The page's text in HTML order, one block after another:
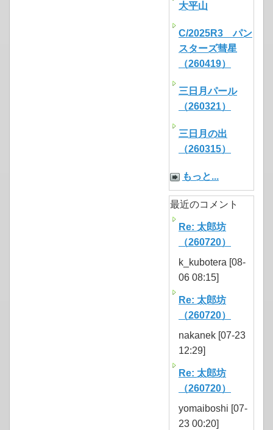
大平山
C/2025R3 パン
スターズ彗星
（260419）
三日月パール
（260321）
三日月の出
（260315）
もっと...
最近のコメント
Re: 太郎坊
（260720）
k_kubotera [08-
06 08:15]
Re: 太郎坊
（260720）
nakanek [07-23
12:29]
Re: 太郎坊
（260720）
yomaiboshi [07-
23 00:20]